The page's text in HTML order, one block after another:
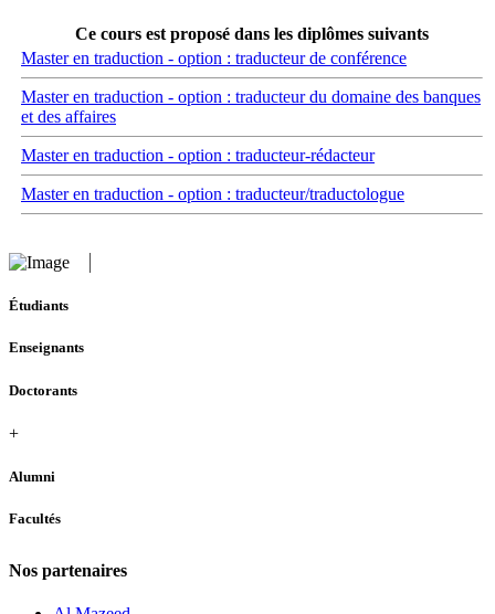
Ce cours est proposé dans les diplômes suivants
Master en traduction - option : traducteur de conférence
Master en traduction - option : traducteur du domaine des banques
et des affaires
Master en traduction - option : traducteur-rédacteur
Master en traduction - option : traducteur/traductologue
Étudiants
Enseignants
Doctorants
+
Alumni
Facultés
Nos partenaires